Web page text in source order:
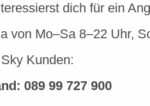
dich für ein
von Mo–Sa 8–22 Uhr,
Kunden:
089 99 727 900